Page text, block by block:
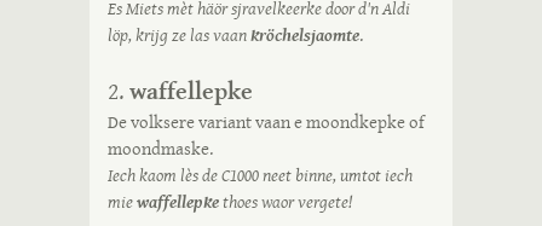
Es Miets mèt häör sjravelkeerke door d'n Aldi
löp, krijg ze las vaankröchelsjaomte.
2.waffellepke
De volksere variant vaan e moondkepke of
moondmaske.
Iech kaom lès de C1000 neet binne, umtot iech
miewaffellepkethoes waor vergete!